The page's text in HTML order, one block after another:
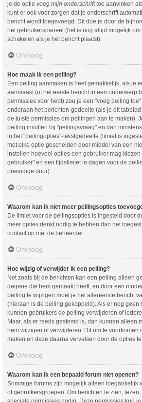
je de optie voeg mijn onderschrift toe aanvinken
kunt er ook voor zorgen dat je onderschrift
bericht wordt toegevoegd. Dit doe je door de
het gebruikerspaneel (het is nog altijd mogelijk om
schakelen als je het bericht plaatst).
Omhoog
Hoe maak ik een peiling?
Een peiling aanmaken is heel gemakkelijk, als je
aanmaakt (of het eerste bericht in een onderwerp
permissies voor hebt) zou je een "voeg peiling
onderaan het berichten-gedeelte (als je dit
de juiste permissies om peilingen aan te maken).
peiling invullen bij "peilingsvraag" en dan
in het "peilingopties"-tekstgedeelte (limiet is
met elke optie gescheiden door middel van een
instellen hoeveel opties een gebruiker mag
gebruiker" en een tijdslimiet in dagen voor de
oneindige duur).
Omhoog
Waarom kan ik niet meer peilingsopties
De limiet voor de peilingsopties is ingesteld door
meer opties denkt nodig te hebben dan het
contact op met de beheerder.
Omhoog
Hoe wijzig of verwijder ik een peiling?
Net zoals bij de berichten kan een peiling alleen
degene die hem gemaakt heeft, en door een
peiling te wijzigen moet je het allereerste bericht
(hieraan is de peiling gekoppeld). Als er nog geen
kunnen gebruikers de peiling verwijderen of
Maar, als er reeds gestemd is, dan kunnen alleen
hem wijzigen of verwijderen. Dit om te voorkomen
maken en deze daarna vervalsen door de opties
Omhoog
Waarom kan ik een bepaald forum niet openen?
Sommige forums zijn mogelijk alleen toegankelijk
of gebruikersgroepen. Om berichten te zien,